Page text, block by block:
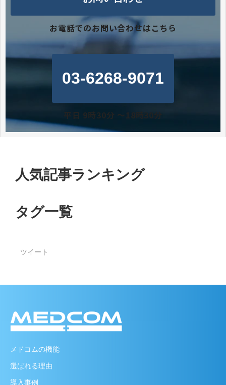
お電話でのお問い合わせはこちら
03-6268-9071
平日 9時30分 〜18時30分
人気記事ランキング
タグ一覧
ツイート
メドコムの機能
選ばれる理由
導入事例